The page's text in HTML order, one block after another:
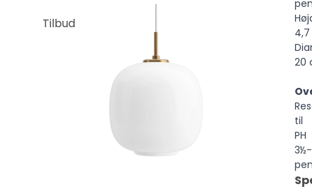
Tilbud
20
til
PH